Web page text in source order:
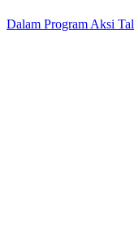
Dalam Program Aksi